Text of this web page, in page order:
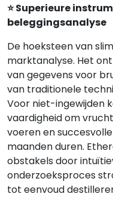
⭐ Superieure
beleggingsanalyse
De hoeksteen van
marktanalyse. Het
van gegevens voor
van traditionele
Voor niet-ingewijden
vaardigheid om
voeren en
maanden duren.
obstakels door
onderzoeksproces
tot eenvoud